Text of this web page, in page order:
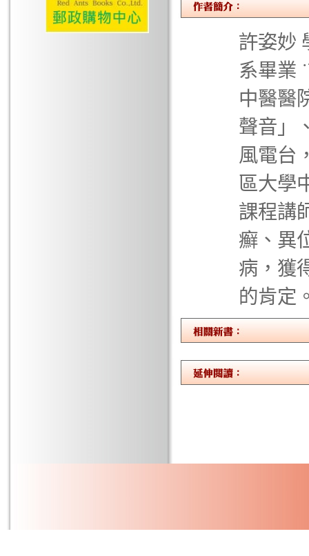
許姿妙
系畢業
中醫醫
聲音」
風電台
區大學
課程講
癬、異
病，獲
的肯定